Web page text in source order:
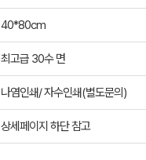
40*80cm
최고급 30수 면
나염인쇄/ 자수인쇄(별도문의)
상세페이지 하단 참고